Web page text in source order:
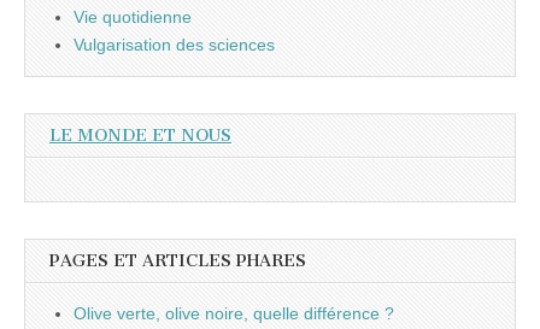
Vie quotidienne
Vulgarisation des sciences
LE MONDE ET NOUS
PAGES ET ARTICLES PHARES
Olive verte, olive noire, quelle différence ?